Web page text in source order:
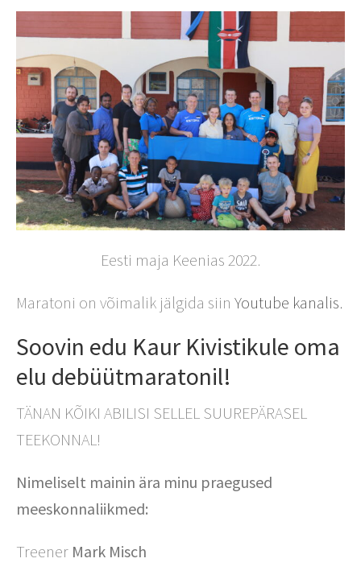
Eesti maja Keenias 2022.
Maratoni on võimalik jälgida siin Youtube kanalis.
Soovin edu Kaur Kivistikule oma
elu debüütmaratonil!
TÄNAN KÕIKI ABILISI SELLEL SUUREPÄRASEL
TEEKONNAL!
Nimeliselt mainin ära minu praegused
meeskonnaliikmed:
Treener Mark Misch